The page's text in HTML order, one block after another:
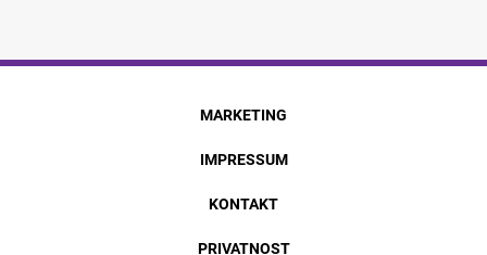
MARKETING
IMPRESSUM
KONTAKT
PRIVATNOST